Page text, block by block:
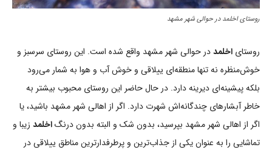
روستای اخلمد در حوالی شهر مشهد
روستای اخلمددر حوالی شهر مشهد واقع شده است. این روستای سرسبز و
خوش‌منظره نه تنها منطقه‌ای ییلاقی و خوش آب و هوا به شمار می‌رود
بلکه پیشینه‌ای دیرینه دارد. در حال حاضر این روستای محبوب بیشتر به
خاطر آبشارهای چندگانه‌اش شهرت دارد. اگر از اهالی شهر مشهد باشید، یا
اگر از اهالی شهر مشهد بپرسید، بدون شک و البته بدون درنگاخلمد زیبا و
تماشایی را به عنوان یکی از جذاب‌ترین و پرطرفدارترین مناطق ییلاقی در